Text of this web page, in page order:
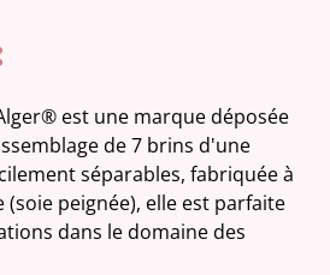
est une marque déposée
de 7 brins d'une
séparables, fabriquée à
(soie peignée), elle est parfaite
dans le domaine des